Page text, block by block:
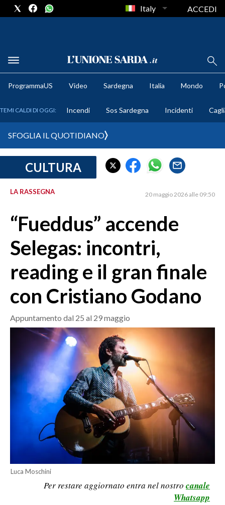
METEO
CRONACA SARDEGNA
SULCIS IGLESIENTE
MEDIO CAMPIDANO
ORISTANO E PROVINCIA
SASSARI E PROVINCIA
GALLURA
NUORO E PROVINCIA
OGLIASTRA
AGENDA
ITALIA
MONDO
POLITICA
ECONOMIA
SERVIZI ALLE IMPRESE
LAVORO
Italy ACCEDI
ProgrammaUS Video Sardegna Italia Mondo
TEMI CALDI DI OGGI: Incendi Sos Sardegna Incidenti
SFOGLIA IL QUOTIDIANO
CULTURA
LA RASSEGNA 20 maggio 2026 alle 09:50
“Fueddus” accende
Selegas: incontri,
reading e il gran finale
con Cristiano Godano
Appuntamento dal 25 al 29 maggio
Luca Moschini
Per restare aggiornato entra nel nostro canale
Whatsapp